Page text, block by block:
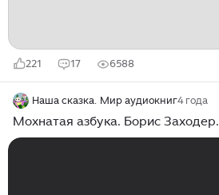
221 17 6588
Наша сказка. Мир аудиокниг4 года
Мохнатая азбука. Борис Заходер.